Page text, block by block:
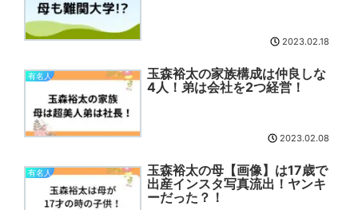
2023.02.18
有名人
玉森裕太の家族構成は仲良しな
4人！弟は会社を2つ経営！
2023.02.08
有名人
玉森裕太の母【画像】は17歳で
出産インスタ写真流出！ヤンキ
ーだった？！